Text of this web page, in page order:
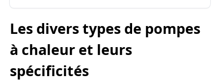
Les divers types de pompes
à chaleur et leurs
spécificités